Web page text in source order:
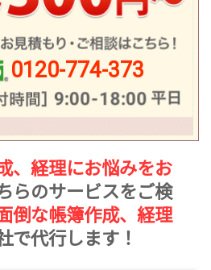
0120-774-373
、経理にお悩みをお
らのサービスをご検
倒な帳簿作成、経理
で代行します！